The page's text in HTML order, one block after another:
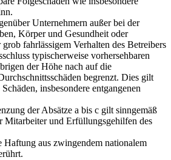
Unternehmern außer bei der
Körper und Gesundheit oder
fahrlässigem Verhalten des Betreibers
typischerweise vorhersehbaren
der Höhe nach auf die
begrenzt. Dies gilt
insbesondere entgangenen
der Absätze a bis c gilt sinngemäß
Mitarbeiter und Erfüllungsgehilfen des
Haftung aus zwingendem nationalem